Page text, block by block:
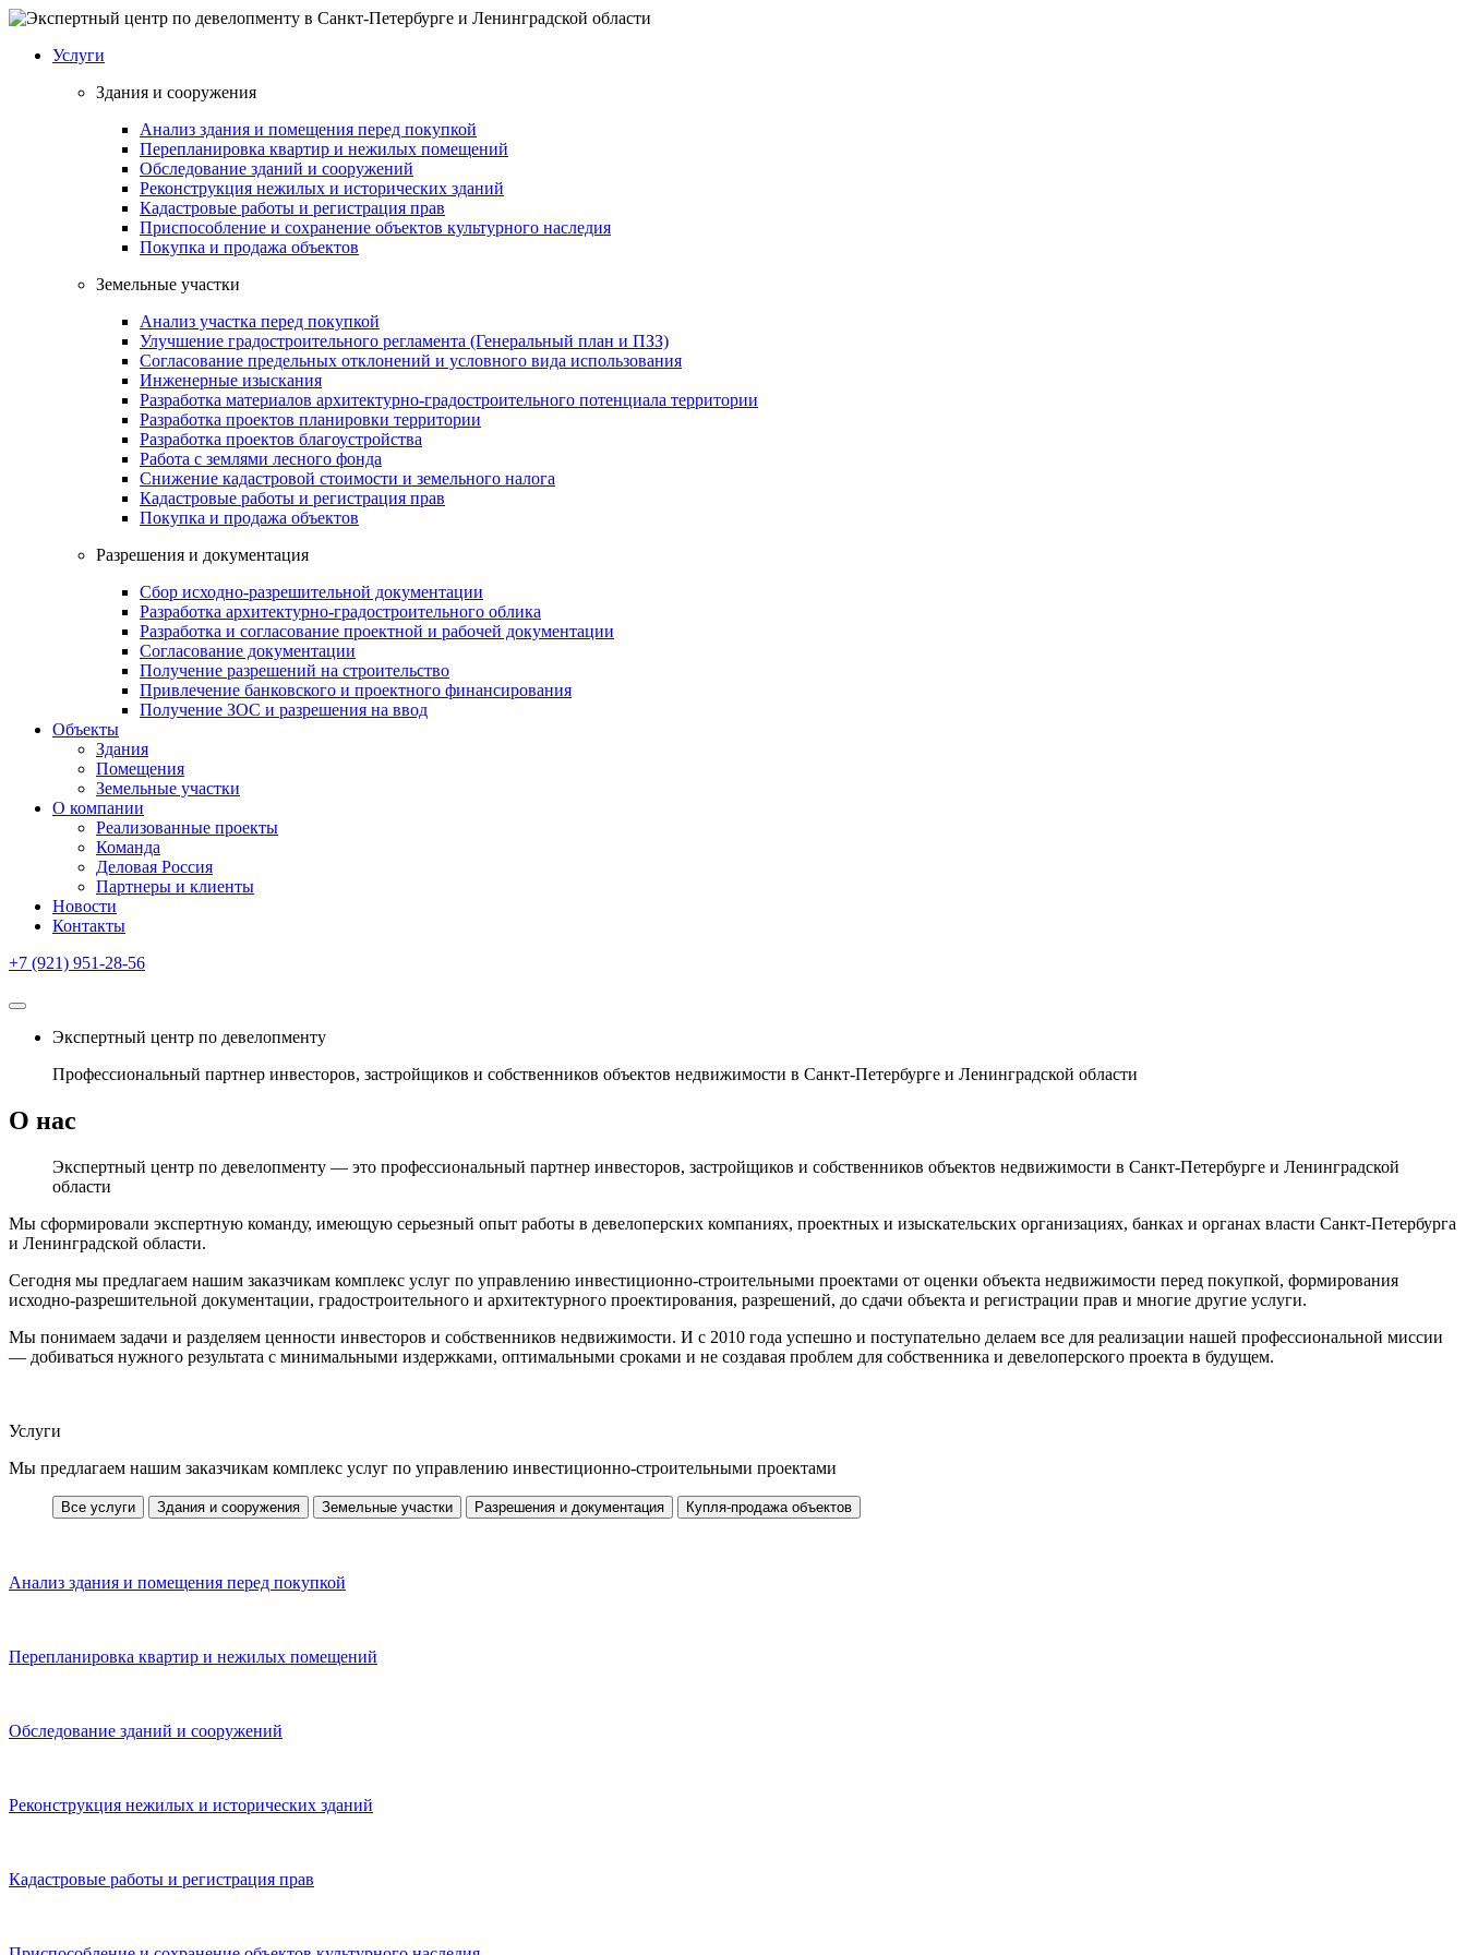
Услуги
Здания и сооружения
Анализ здания и помещения перед покупкой
Перепланировка квартир и нежилых помещений
Обследование зданий и сооружений
Реконструкция нежилых и исторических зданий
Кадастровые работы и регистрация прав
Приспособление и сохранение объектов культурного наследия
Покупка и продажа объектов
Земельные участки
Анализ участка перед покупкой
Улучшение градостроительного регламента (Генеральный план и ПЗЗ)
Согласование предельных отклонений и условного вида использования
Инженерные изыскания
Разработка материалов архитектурно-градостроительного потенциала территории
Разработка проектов планировки территории
Разработка проектов благоустройства
Работа с землями лесного фонда
Снижение кадастровой стоимости и земельного налога
Кадастровые работы и регистрация прав
Покупка и продажа объектов
Разрешения и документация
Сбор исходно-разрешительной документации
Разработка архитектурно-градостроительного облика
Разработка и согласование проектной и рабочей документации
Согласование документации
Получение разрешений на строительство
Привлечение банковского и проектного финансирования
Получение ЗОС и разрешения на ввод
Объекты
Здания
Помещения
Земельные участки
О компании
Реализованные проекты
Команда
Деловая Россия
Партнеры и клиенты
Новости
Контакты
+7 (921) 951-28-56
Экспертный центр по девелопменту
Профессиональный партнер инвесторов, застройщиков и собственников объектов недвижимости в Санкт-Петербурге и Ленинградской области
О нас
Экспертный центр по девелопменту — это профессиональный партнер инвесторов, застройщиков и собственников объектов недвижимости в Санкт-Петербурге и Ленинградской
области
Мы сформировали экспертную команду, имеющую серьезный опыт работы в девелоперских компаниях, проектных и изыскательских организациях, банках и органах власти Санкт-Петербурга
и Ленинградской области.
Сегодня мы предлагаем нашим заказчикам комплекс услуг по управлению инвестиционно-строительными проектами от оценки объекта недвижимости перед покупкой, формирования
исходно-разрешительной документации, градостроительного и архитектурного проектирования, разрешений, до сдачи объекта и регистрации прав и многие другие услуги.
Мы понимаем задачи и разделяем ценности инвесторов и собственников недвижимости. И с 2010 года успешно и поступательно делаем все для реализации нашей профессиональной миссии
— добиваться нужного результата с минимальными издержками, оптимальными сроками и не создавая проблем для собственника и девелоперского проекта в будущем.
Услуги
Мы предлагаем нашим заказчикам комплекс услуг по управлению инвестиционно-строительными проектами
Все услуги Здания и сооружения Земельные участки Разрешения и документация Купля-продажа объектов
Анализ здания и помещения перед покупкой
Перепланировка квартир и нежилых помещений
Обследование зданий и сооружений
Реконструкция нежилых и исторических зданий
Кадастровые работы и регистрация прав